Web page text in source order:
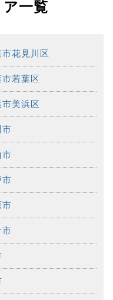
一覧
市花見川区
市若葉区
市美浜区
市
市
市
市
市